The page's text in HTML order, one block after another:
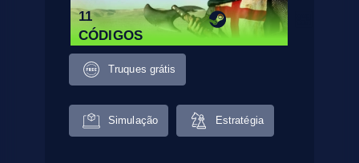
11
CÓDIGOS
Truques grátis
Simulação Estratégia